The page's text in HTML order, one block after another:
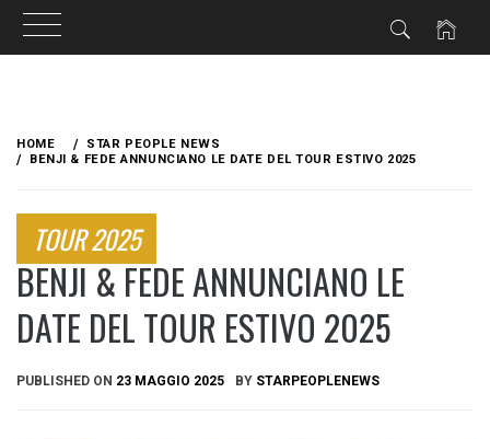
content
HOME
STAR PEOPLE NEWS
BENJI & FEDE ANNUNCIANO LE DATE DEL TOUR ESTIVO 2025
TOUR 2025
BENJI & FEDE ANNUNCIANO LE
DATE DEL TOUR ESTIVO 2025
PUBLISHED ON 23 MAGGIO 2025 BY STARPEOPLENEWS